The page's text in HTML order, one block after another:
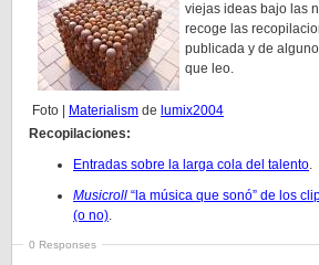
viejas ideas bajo las
recoge las
publicada y de
que leo.
Foto | Materialism de lumix2004
Recopilaciones:
Entradas sobre la larga cola del talento.
Musicroll “la música que sonó” de los
(o no).
0 Responses